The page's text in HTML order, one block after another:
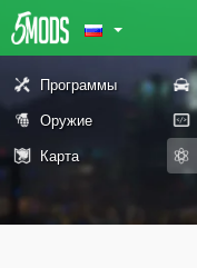
Программы
Оружие
Карта